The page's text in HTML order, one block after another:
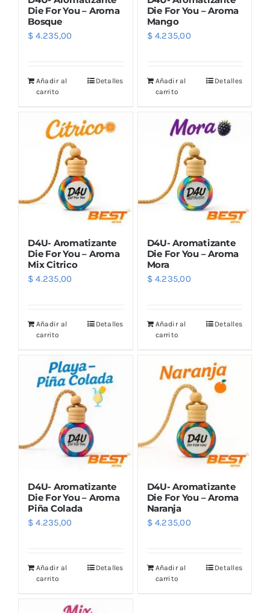
Die For You – Aroma
Bosque
$ 4.235,00
Añadir al
carrito
Detalles
Die For You – Aroma
Mango
$4.235,00
Añadir al
carrito
Detalles
D4U- Aromatizante
Die For You – Aroma
Mix Citrico
$ 4.235,00
Añadir al
carrito
Detalles
D4U- Aromatizante
Die For You – Aroma
Mora
$4.235,00
Añadir al
carrito
Detalles
D4U- Aromatizante
Die For You – Aroma
Piña Colada
$ 4.235,00
Añadir al
carrito
Detalles
D4U- Aromatizante
Die For You – Aroma
Naranja
$4.235,00
Añadir al
carrito
Detalles